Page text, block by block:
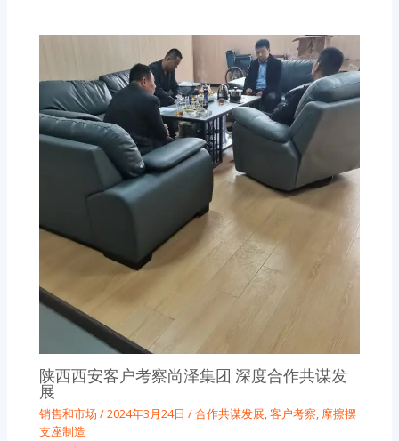
陕西西安客户考察尚泽集团 深度合作共谋发
展
销售和市场 /2024年3月24日/合作共谋发展,客户考察, 摩擦摆
支座制造